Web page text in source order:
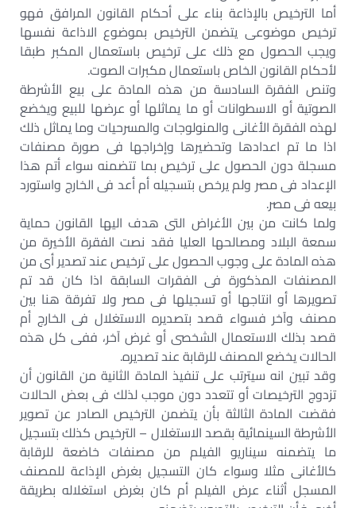
أما الترخيص بالإذاعة بناء على أحكام القانون المرافق فهو
ترخيص موضوعى يتضمن الترخيص بموضوع الاذاعة نفسها
ويجب الحصول مع ذلك على ترخيص باستعمال المكبر طبقا
لأحكام القانون الخاص باستعمال مكبرات الصوت.
وتنص الفقرة السادسة من هذه المادة على بيع الأشرطة
الصوتية أو الاسطوانات أو ما يماثلها أو عرضها للبيع ويخضع
لهذه الفقرة الأغانى والمنولوجات والمسرحيات وما يماثل ذلك
اذا ما تم اعدادها وتحضيرها وإخراجها فى صورة مصنفات
مسجلة دون الحصول على ترخيص بما تتضمنه سواء أتم هذا
الإعداد فى مصر ولم يرخص بتسجيله أم أعد فى الخارج واستورد
بيعه فى مصر.
ولما كانت من بين الأغراض التى هدف اليها القانون حماية
سمعة البلاد ومصالحها العليا فقد نصت الفقرة الأخيرة من
هذه المادة على وجوب الحصول على ترخيص عند تصدير أى من
المصنفات المذكورة فى الفقرات السابقة اذا كان قد تم
تصويرها أو انتاجها أو تسجيلها فى مصر ولا تفرقة هنا بين
مصنف وآخر فسواء قصد بتصديره الاستغلال فى الخارج أم
قصد بذلك الاستعمال الشخصى أو غرض آخر، ففى كل هذه
الحالات يخضع المصنف للرقابة عند تصديره.
وقد تبين انه سيترتب على تنفيذ المادة الثانية من القانون أن
تزدوج الترخيصات أو تتعدد دون موجب لذلك فى بعض الحالات
فقضت المادة الثالثة بأن يتضمن الترخيص الصادر عن تصوير
الأشرطة السينمائية بقصد الاستغلال – الترخيص كذلك بتسجيل
ما يتضمنه سيناريو الفيلم من مصنفات خاضعة للرقابة
كالأغانى مثلا وسواء كان التسجيل بغرض الإذاعة للمصنف
المسجل أثناء عرض الفيلم أم كان بغرض استغلاله بطريقة